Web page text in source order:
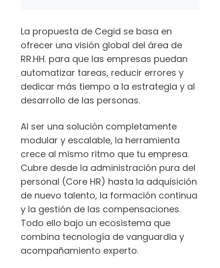
La propuesta de Cegid se basa en
ofrecer una visión global del área de
RR.HH. para que las empresas puedan
automatizar tareas, reducir errores y
dedicar más tiempo a la estrategia y al
desarrollo de las personas.
Al ser una solución completamente
modular y escalable, la herramienta
crece al mismo ritmo que tu empresa.
Cubre desde la administración pura del
personal (Core HR) hasta la adquisición
de nuevo talento, la formación continua
y la gestión de las compensaciones.
Todo ello bajo un ecosistema que
combina tecnología de vanguardia y
acompañamiento experto.